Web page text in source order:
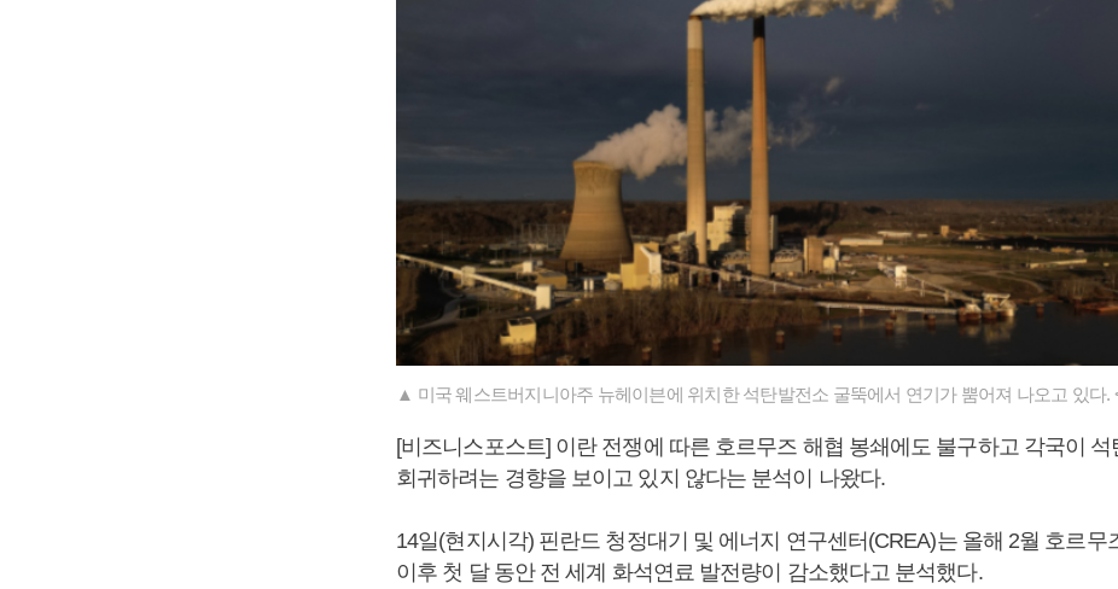
▲ 미국 웨스트버지니아주 뉴헤이븐에 위치한 석탄발전소 굴뚝에서 연기가 뿜어져 나오고 있다.
[비즈니스포스트] 이란 전쟁에 따른 호르무즈 해협 봉쇄에도 불구하고 각국이
회귀하려는 경향을 보이고 있지 않다는 분석이 나왔다.
14일(현지시각) 핀란드 청정대기 및 에너지 연구센터(CREA)는 올해 2월 호르무
이후 첫 달 동안 전 세계 화석연료 발전량이 감소했다고 분석했다.